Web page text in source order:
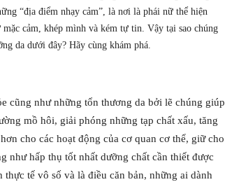
“địa điểm nhạy cảm”, là nơi là phái nữ thể hiện
cảm, khép mình và kém tự tin. Vậy tại sao chúng
da dưới đây? Hãy cùng khám phá.
cũng như những tổn thương da bởi lẽ chúng giúp
mồ hôi, giải phóng những tạp chất xấu, tăng
cho các hoạt động của cơ quan cơ thể, giữ cho
như hấp thụ tốt nhất dưỡng chất cần thiết được
tế vô số và là điều căn bản, những ai dành